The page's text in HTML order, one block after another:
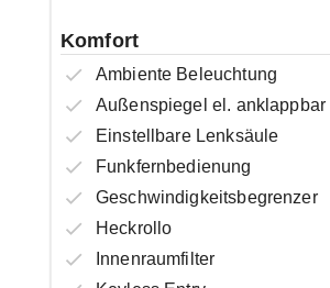
Komfort
Ambiente Beleuchtung
Außenspiegel el. anklappbar
Einstellbare Lenksäule
Funkfernbedienung
Geschwindigkeitsbegrenzer
Heckrollo
Innenraumfilter